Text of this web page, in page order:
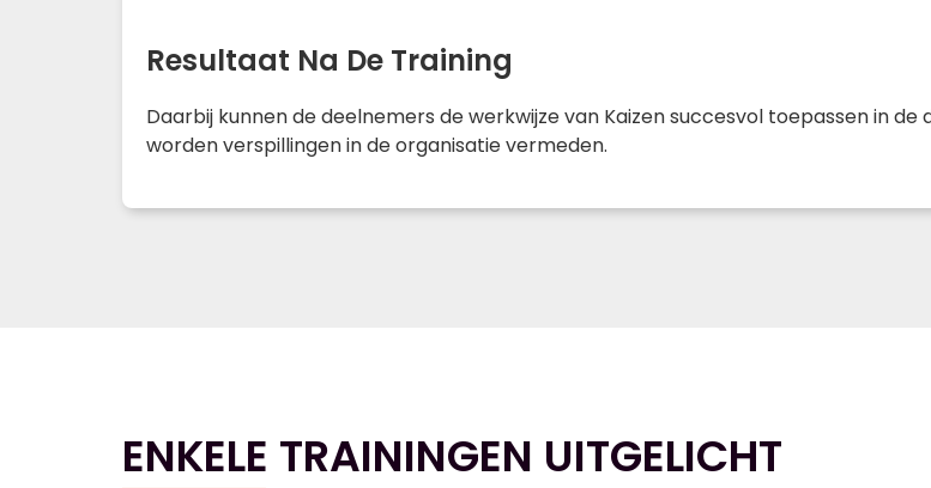
Resultaat Na De Training
Daarbij kunnen de deelnemers de werkwijze van Kaizen succesvol toepassen in
worden verspillingen in de organisatie vermeden.
ENKELE TRAININGEN UITGELICHT